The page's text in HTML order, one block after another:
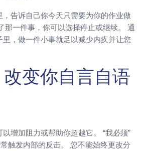
告诉自己你今天只需要为你的作业做
那一件事，你可以选择停止或继续。 通
，做一件小事就足以减少内疚并让您
变你自言自语
增加阻力或帮助你超越它。 “我必须”
触发内部的反击。 您不能始终更改分